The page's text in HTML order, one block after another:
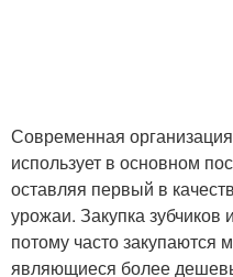
Современная
использует в основном
оставляя первый в
урожаи. Закупка зубчиков
потому часто закупаются
являющиеся более